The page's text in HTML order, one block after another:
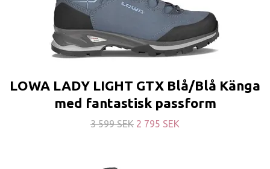
LOWA LADY LIGHT GTX Blå/Blå Känga
med fantastisk passform
3 599 SEK 2 795 SEK